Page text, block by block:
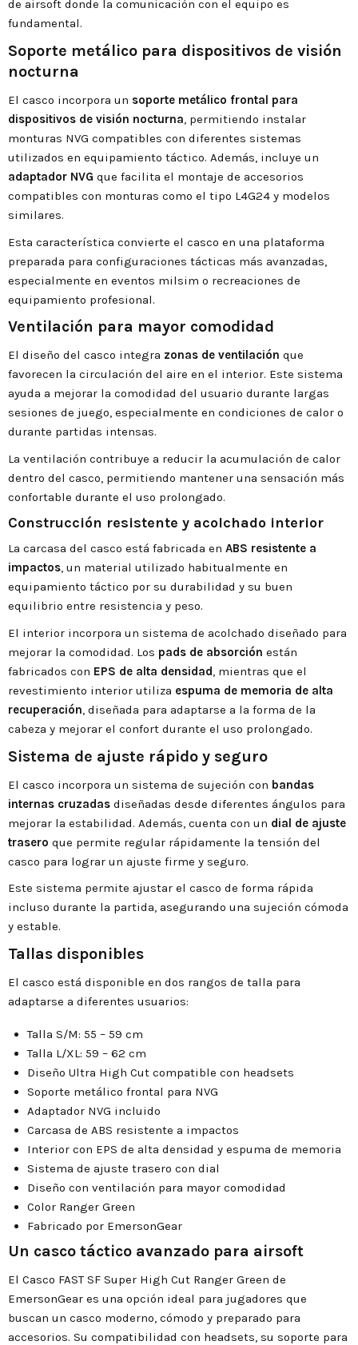
de airsoft donde la comunicación con el equipo es
fundamental.
Soporte metálico para dispositivos de visión
nocturna
El casco incorpora un soporte metálico frontal para
dispositivos de visión nocturna, permitiendo instalar
monturas NVG compatibles con diferentes sistemas
utilizados en equipamiento táctico. Además, incluye un
adaptador NVG que facilita el montaje de accesorios
compatibles con monturas como el tipo L4G24 y modelos
similares.
Esta característica convierte el casco en una plataforma
preparada para configuraciones tácticas más avanzadas,
especialmente en eventos milsim o recreaciones de
equipamiento profesional.
Ventilación para mayor comodidad
El diseño del casco integra zonas de ventilación que
favorecen la circulación del aire en el interior. Este sistema
ayuda a mejorar la comodidad del usuario durante largas
sesiones de juego, especialmente en condiciones de calor o
durante partidas intensas.
La ventilación contribuye a reducir la acumulación de calor
dentro del casco, permitiendo mantener una sensación más
confortable durante el uso prolongado.
Construcción resistente y acolchado interior
La carcasa del casco está fabricada en ABS resistente a
impactos, un material utilizado habitualmente en
equipamiento táctico por su durabilidad y su buen
equilibrio entre resistencia y peso.
El interior incorpora un sistema de acolchado diseñado para
mejorar la comodidad. Los pads de absorción están
fabricados con EPS de alta densidad, mientras que el
revestimiento interior utiliza espuma de memoria de alta
recuperación, diseñada para adaptarse a la forma de la
cabeza y mejorar el confort durante el uso prolongado.
Sistema de ajuste rápido y seguro
El casco incorpora un sistema de sujeción con bandas
internas cruzadas diseñadas desde diferentes ángulos para
mejorar la estabilidad. Además, cuenta con un dial de ajuste
trasero que permite regular rápidamente la tensión del
casco para lograr un ajuste firme y seguro.
Este sistema permite ajustar el casco de forma rápida
incluso durante la partida, asegurando una sujeción cómoda
y estable.
Tallas disponibles
El casco está disponible en dos rangos de talla para
adaptarse a diferentes usuarios:
Talla S/M: 55 – 59 cm
Talla L/XL: 59 – 62 cm
Diseño Ultra High Cut compatible con headsets
Soporte metálico frontal para NVG
Adaptador NVG incluido
Carcasa de ABS resistente a impactos
Interior con EPS de alta densidad y espuma de memoria
Sistema de ajuste trasero con dial
Diseño con ventilación para mayor comodidad
Color Ranger Green
Fabricado por EmersonGear
Un casco táctico avanzado para airsoft
El Casco FAST SF Super High Cut Ranger Green de
EmersonGear es una opción ideal para jugadores que
buscan un casco moderno, cómodo y preparado para
accesorios. Su compatibilidad con headsets, su soporte para